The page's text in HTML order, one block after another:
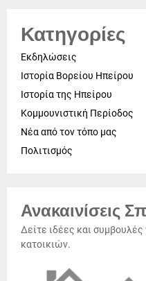
Κατηγορίες
Εκδηλώσεις
Ιστορία Βορείου Ηπείρου
Ιστορία της Ηπείρου
Κομμουνιστική Περίοδος
Νέα από τον τόπο μας
Πολιτισμός
Ανακαινίσεις
Δείτε ιδέες και συμβουλές
κατοικιών.